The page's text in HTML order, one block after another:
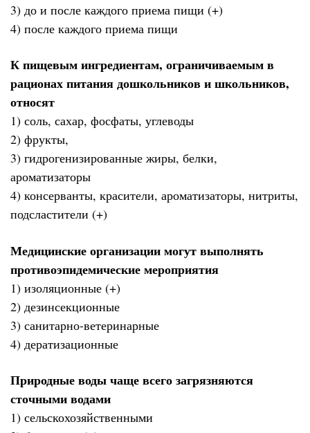
3) до и после каждого приема пищи (+)
4) после каждого приема пищи
К пищевым ингредиентам, ограничиваемым в
рационах питания дошкольников и школьников,
относят
1) соль, сахар, фосфаты, углеводы
2) фрукты,
3) гидрогенизированные жиры, белки,
ароматизаторы
4) консерванты, красители, ароматизаторы, нитриты,
подсластители (+)
Медицинские организации могут выполнять
противоэпидемические мероприятия
1) изоляционные (+)
2) дезинсекционные
3) санитарно-ветеринарные
4) дератизационные
Природные воды чаще всего загрязняются
сточными водами
1) сельскохозяйственными